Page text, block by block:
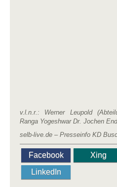
v.l.n.r.: Werner Leupold
Ranga Yogeshwar Dr. Jochen
selb-live.de – Presseinfo KD
Facebook Xing
LinkedIn